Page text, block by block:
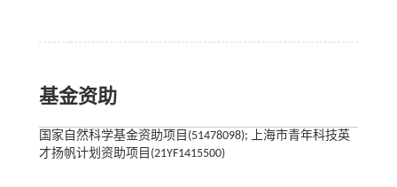
基金资助
国家自然科学基金资助项目(51478098); 上海市青年科技英
才扬帆计划资助项目(21YF1415500)